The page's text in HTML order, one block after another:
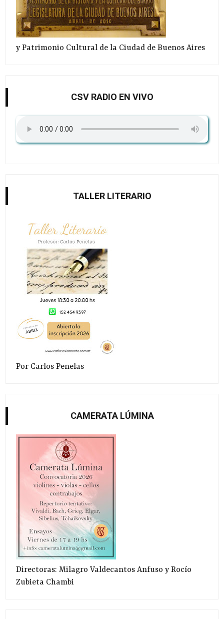
y Patrimonio Cultural de la Ciudad de Buenos Aires
CSV RADIO EN VIVO
TALLER LITERARIO
Por Carlos Penelas
CAMERATA LÚMINA
Directoras: Milagro Valdecantos Anfuso y Rocío
Zubieta Chambi